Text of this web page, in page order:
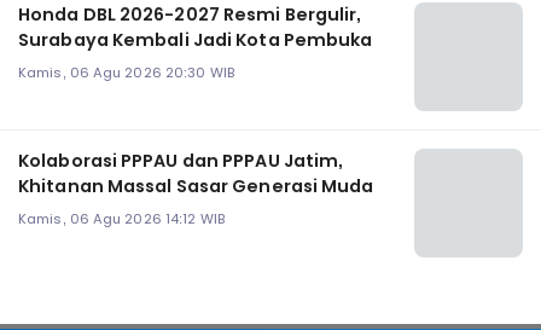
Honda DBL 2026-2027 Resmi Bergulir,
Surabaya Kembali Jadi Kota Pembuka
Kamis, 06 Agu 2026 20:30 WIB
Kolaborasi PPPAU dan PPPAU Jatim,
Khitanan Massal Sasar Generasi Muda
Kamis, 06 Agu 2026 14:12 WIB